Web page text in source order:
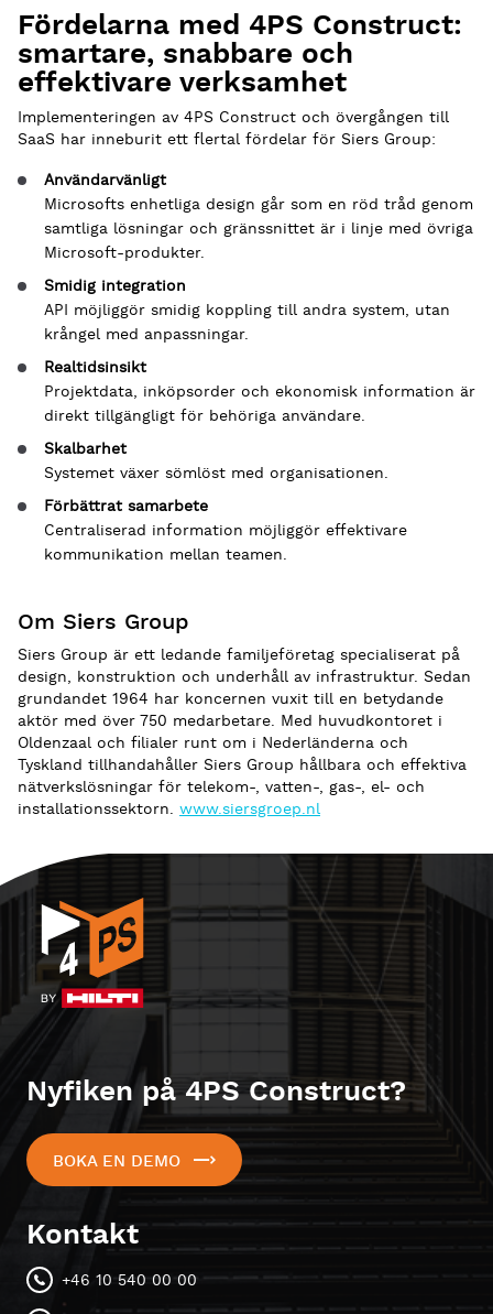
Fördelarna med 4PS Construct:
smartare, snabbare och
effektivare verksamhet
Implementeringen av 4PS Construct och övergången till
SaaS har inneburit ett flertal fördelar för Siers Group:
Användarvänligt
Microsofts enhetliga design går som en röd tråd genom
samtliga lösningar och gränssnittet är i linje med övriga
Microsoft-produkter.
Smidig integration
API möjliggör smidig koppling till andra system, utan
krångel med anpassningar.
Realtidsinsikt
Projektdata, inköpsorder och ekonomisk information är
direkt tillgängligt för behöriga användare.
Skalbarhet
Systemet växer sömlöst med organisationen.
Förbättrat samarbete
Centraliserad information möjliggör effektivare
kommunikation mellan teamen.
Om Siers Group
Siers Group är ett ledande familjeföretag specialiserat på
design, konstruktion och underhåll av infrastruktur. Sedan
grundandet 1964 har koncernen vuxit till en betydande
aktör med över 750 medarbetare. Med huvudkontoret i
Oldenzaal och filialer runt om i Nederländerna och
Tyskland tillhandahåller Siers Group hållbara och effektiva
nätverkslösningar för telekom-, vatten-, gas-, el- och
installationssektorn. www.siersgroep.nl
Nyfiken på 4PS Construct?
BOKA EN DEMO
Kontakt
+46 10 540 00 00